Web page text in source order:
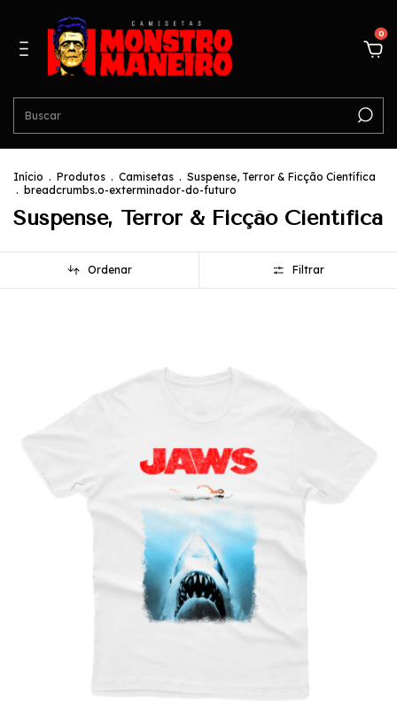
0
Início . Produtos . Camisetas . Suspense, Terror & Ficção Científica
. breadcrumbs.o-exterminador-do-futuro
Suspense, Terror & Ficção Científica
Ordenar Filtrar